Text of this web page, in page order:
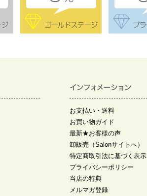
お支払い・送料
お買い物ガイド
最新★お客様の声
卸販売（Salonサイトへ）
特定商取引法に基づく表示
プライバシーポリシー
当店の特典
メルマガ登録